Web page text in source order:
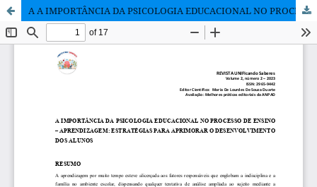
A A IMPORTÂNCIA DA PSICOLOGIA EDUCACIONAL NO PROCESSO DE ENSINO – APRENDIZAGEM: